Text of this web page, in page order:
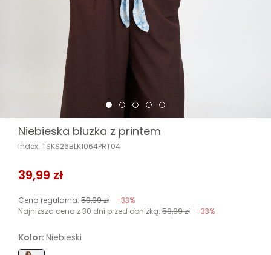
Niebieska bluzka z printem
Index: TSKS26BLK1064PRT04
39,99 zł
Cena regularna: 59,99 zł
-33%
Najniższa cena z 30 dni przed obniżką: 59,99 zł -33%
Kolor: Niebieski